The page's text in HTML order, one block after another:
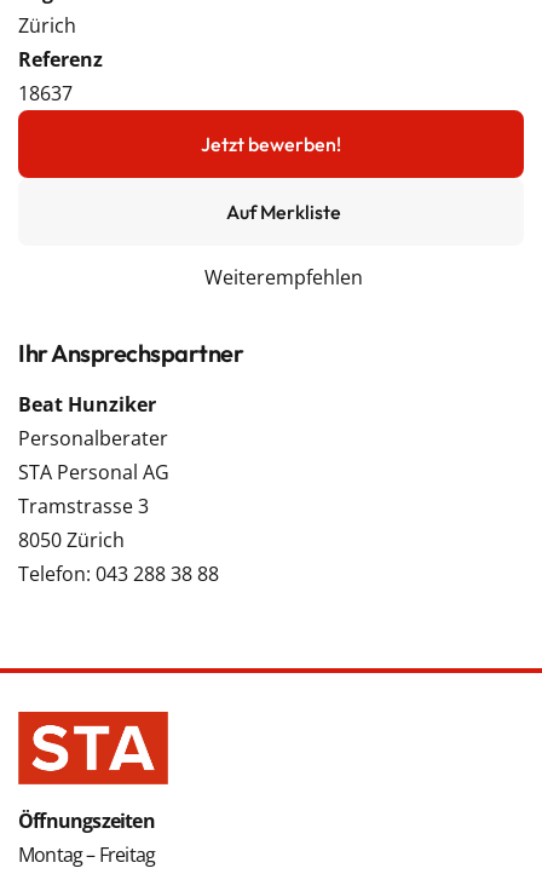
Zürich
Referenz
18637
Jetzt bewerben!
Auf Merkliste
Weiterempfehlen
Ihr Ansprechspartner
Beat Hunziker
Personalberater
STA Personal AG
Tramstrasse 3
8050 Zürich
Telefon: 043 288 38 88
Öffnungszeiten
Montag – Freitag